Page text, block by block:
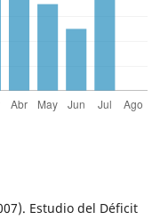
Estudio del Déficit